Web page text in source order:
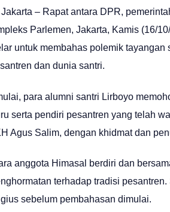
Jakarta – Rapat antara DPR,
Parlemen, Jakarta, Kamis (16/
untuk membahas polemik
dan dunia santri.
para alumni santri Lirboyo
serta pendiri pesantren yang telah
Agus Salim, dengan khidmat dan
anggota Himasal berdiri dan
terhadap tradisi
sebelum pembahasan dimulai.